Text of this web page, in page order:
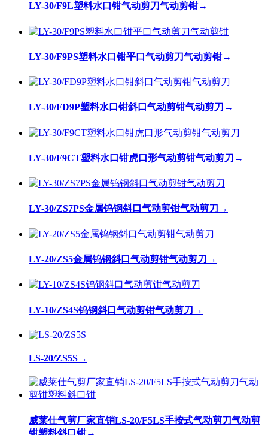
LY-30/F9L塑料水口钳气动剪刀气动剪钳→
LY-30/F9PS塑料水口钳平口气动剪刀气动剪钳→
LY-30/FD9P塑料水口钳斜口气动剪钳气动剪刀 →
LY-30/F9CT塑料水口钳虎口形气动剪钳气动剪刀 →
LY-30/ZS7PS金属钨钢斜口气动剪钳气动剪刀 →
LY-20/ZS5金属钨钢斜口气动剪钳气动剪刀 →
LY-10/ZS4S钨钢斜口气动剪钳气动剪刀 →
LS-20/ZS5S→
威莱仕气剪厂家直销LS-20/F5LS手按式气动剪刀气动剪
钳塑料斜口钳→